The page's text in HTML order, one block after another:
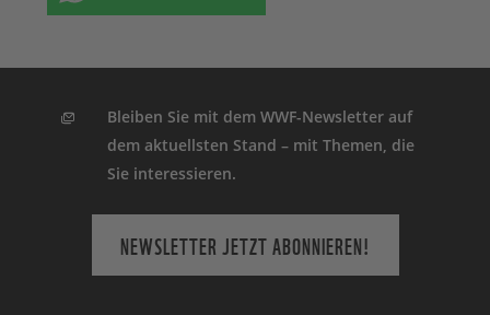
Bleiben Sie mit dem WWF-Newsletter auf
dem aktuellsten Stand – mit Themen, die
Sie interessieren.
NEWSLETTER JETZT ABONNIEREN!